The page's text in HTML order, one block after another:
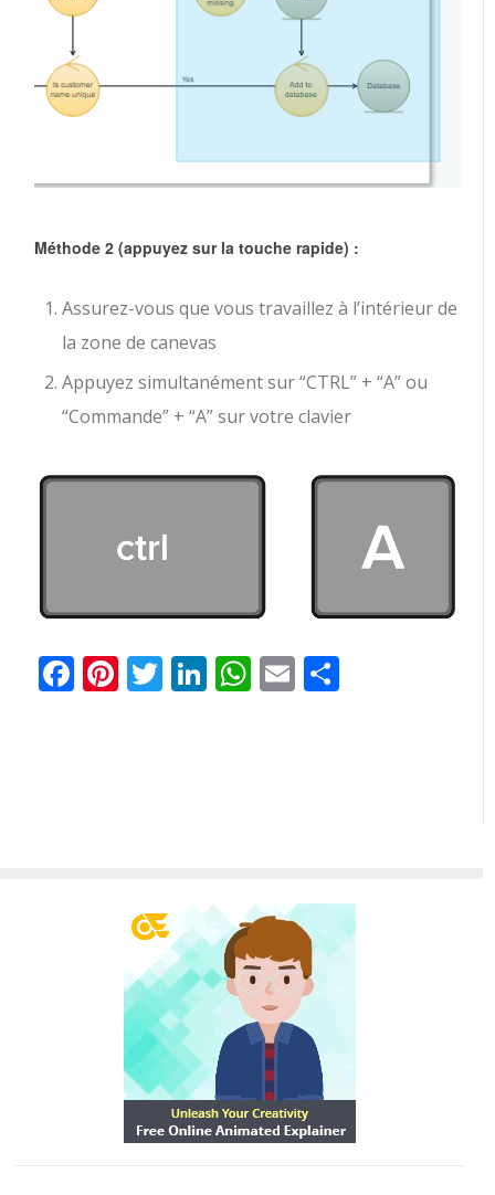
Méthode 2 (appuyez sur la touche rapide) :
Assurez-vous que vous travaillez à l’intérieur de
la zone de canevas
Appuyez simultanément sur “CTRL” + “A” ou
“Commande” + “A” sur votre clavier
Facebook
Pinterest
Twitter
LinkedIn
WhatsApp
Email